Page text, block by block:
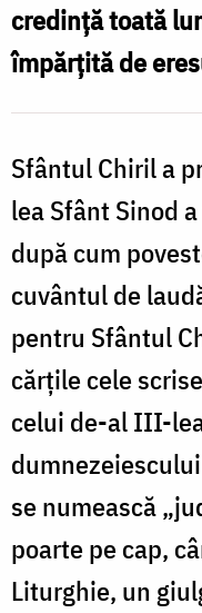
lumii”
credinţă toată
împărţită de
Sfântul Chiril a
lea Sfânt Sinod
după cum
cuvântul de
pentru Sfântul
cărţile cele
celui de-al III-
se numească
poarte pe cap,
Liturghie, un